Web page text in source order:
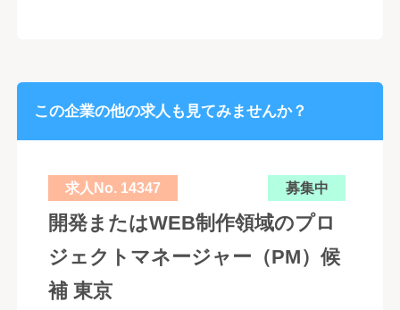
この企業の他の求人も見てみませんか？
求人No. 14347 募集中
開発またはWEB制作領域のプロ
ジェクトマネージャー（PM）候
補 東京